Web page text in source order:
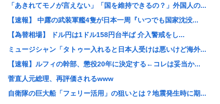
「あきれてモノが言えない」「国を維持できるの？」外国人の...
【速報】 中露の武装軍艦4隻が日本一周『いつでも国家沈没...
【為替相場】 ドル円は1ドル158円台半ば 介入警戒をし...
ミュージシャン「タトゥー入れると日本人受けは悪いけど海外...
【速報】ルフィの幹部、懲役20年に決定する←コレは妥当か...
菅直人元総理、再評価されるwww
自衛隊の巨大船「フェリー活用」の狙いとは？地震発生時に期...